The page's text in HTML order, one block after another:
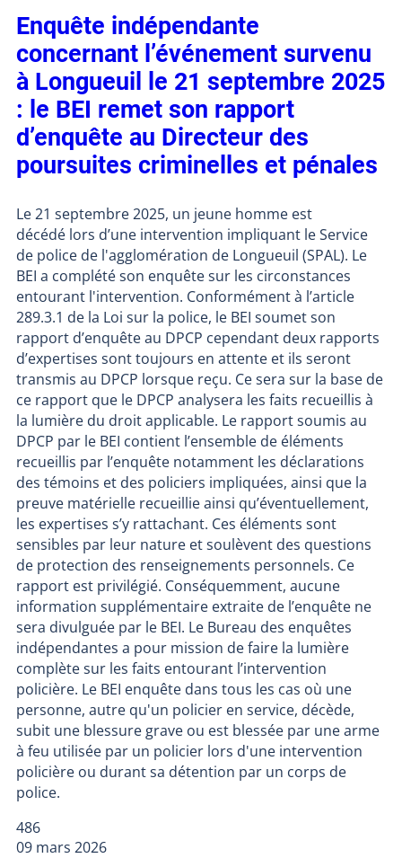
Enquête indépendante
concernant l’événement survenu
à Longueuil le 21 septembre 2025
: le BEI remet son rapport
d’enquête au Directeur des
poursuites criminelles et pénales
Le 21 septembre 2025, un jeune homme est
décédé lors d’une intervention impliquant le Service
de police de l'agglomération de Longueuil (SPAL). Le
BEI a complété son enquête sur les circonstances
entourant l'intervention. Conformément à l’article
289.3.1 de la Loi sur la police, le BEI soumet son
rapport d’enquête au DPCP cependant deux rapports
d’expertises sont toujours en attente et ils seront
transmis au DPCP lorsque reçu. Ce sera sur la base de
ce rapport que le DPCP analysera les faits recueillis à
la lumière du droit applicable. Le rapport soumis au
DPCP par le BEI contient l’ensemble de éléments
recueillis par l’enquête notamment les déclarations
des témoins et des policiers impliquées, ainsi que la
preuve matérielle recueillie ainsi qu’éventuellement,
les expertises s’y rattachant. Ces éléments sont
sensibles par leur nature et soulèvent des questions
de protection des renseignements personnels. Ce
rapport est privilégié. Conséquemment, aucune
information supplémentaire extraite de l’enquête ne
sera divulguée par le BEI. Le Bureau des enquêtes
indépendantes a pour mission de faire la lumière
complète sur les faits entourant l’intervention
policière. Le BEI enquête dans tous les cas où une
personne, autre qu'un policier en service, décède,
subit une blessure grave ou est blessée par une arme
à feu utilisée par un policier lors d'une intervention
policière ou durant sa détention par un corps de
police.
486
09 mars 2026